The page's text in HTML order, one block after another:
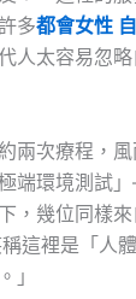
多都會女性
太容易忽略
兩次療程，
端環境測試
，幾位同樣
稱這裡是「人
」